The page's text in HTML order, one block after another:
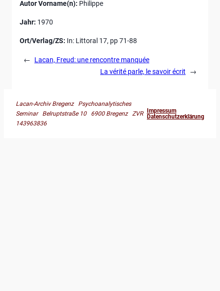
Autor Vorname(n): Philippe
Jahr: 1970
Ort/Verlag/ZS: In: Littoral 17, pp 71-88
←
Lacan, Freud: une rencontre manquée
La vérité parle, le savoir écrit
→
Lacan-Archiv Bregenz Psychoanalytisches
Seminar Belruptstraße 10 6900 Bregenz ZVR
143963836
Impressum
Datenschutzerklärung